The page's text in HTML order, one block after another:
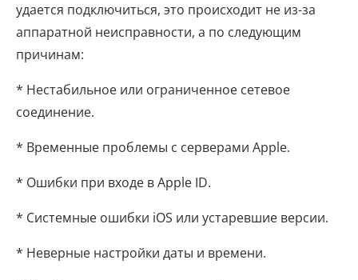
удается подключиться, это происходит не из-за
аппаратной неисправности, а по следующим
причинам:
* Нестабильное или ограниченное сетевое
соединение.
* Временные проблемы с серверами Apple.
* Ошибки при входе в Apple ID.
* Системные ошибки iOS или устаревшие версии.
* Неверные настройки даты и времени.